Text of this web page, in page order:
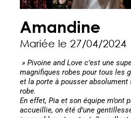
Amandine
Mariée le 27/04/2024
» Pivoine and Love c’est une
magnifiques robes pour tous les
et la porte à pousser absolument
robe.
En effet, Pia et son équipe m’ont
accueillie, on été d’une